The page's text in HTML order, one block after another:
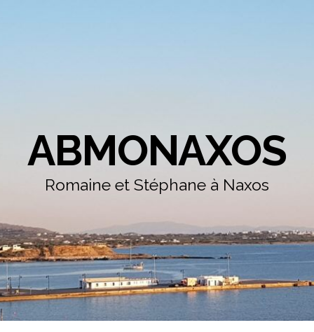
ABMONAXOS
Romaine et Stéphane à Naxos